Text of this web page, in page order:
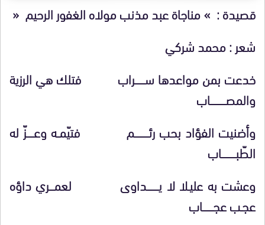
قصيدة : » مناجاة عبد مذنب مولاه الغفور الرحيم «
شعر : محمد شركي
خدعت بمن مواعدها ســــــــراب فتلك هي الرزية
والمصـــــــــــــاب
وأضنيت الفؤاد بحب رئــــــــــــم فتيّمــه وعــــــزّ له
الطّبــــــــــــاب
وعشت به عليـلا لا يــــــــــداوى لعمــــري داؤه
عجـب عجـــــــــاب